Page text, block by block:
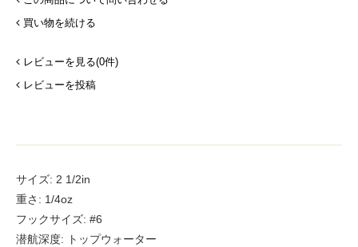
買い物を続ける
レビューを見る(0件)
レビューを投稿
サイズ: 2 1/2in
重さ: 1/4oz
フックサイズ: #6
潜航深度: トップウォーター